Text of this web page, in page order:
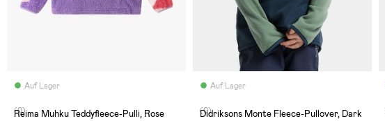
Auf Lager
(0)
Reima Muhku Teddyfleece-Pulli, Rose
Auf Lager
(0)
Didriksons Monte Fleece-Pullover, Dark